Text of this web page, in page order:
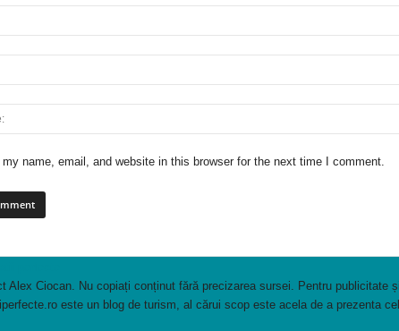
name, email, and website in this browser for the next time I comment.
Alex Ciocan. Nu copiați conținut fără precizarea sursei. Pentru
este un blog de turism, al cărui scop este acela de a prezenta